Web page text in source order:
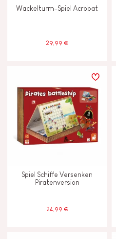
Wackelturm-Spiel Acrobat
29,99 €
Spiel Schiffe Versenken
Piratenversion
24,99 €